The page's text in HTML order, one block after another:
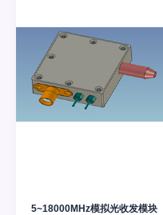
5~18000MHz模拟光收发模块